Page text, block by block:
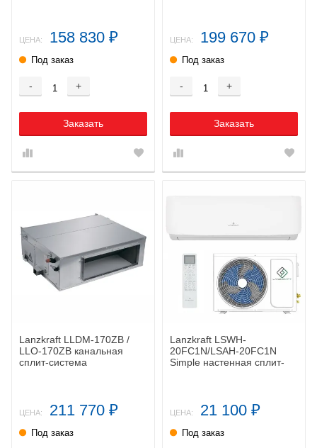
ЦЕНА: 158 830 ₽
Под заказ
- +
Заказать
ЦЕНА: 199 670 ₽
Под заказ
- +
Заказать
Lanzkraft LLDM-170ZB /
LLO-170ZB канальная
сплит-система
ЦЕНА: 211 770 ₽
Под заказ
Lanzkraft LSWH-
20FC1N/LSAH-20FC1N
Simple настенная сплит-
ЦЕНА: 21 100 ₽
Под заказ